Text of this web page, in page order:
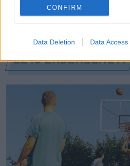
CONFIRM
Data Deletion Data Access
EZ IS ÉRDEKELHETI